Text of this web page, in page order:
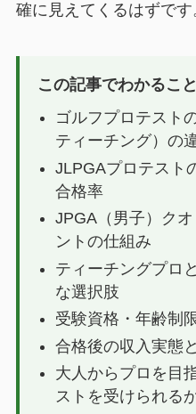
確に見えてくるはずです
この記事でわかること
ゴルフプロテスト
ティーチング）の
JLPGAプロテスト
合格率
JPGA（男子）ク
ントの仕組み
ティーチングプロ
な選択肢
受験資格・年齢制
合格後の収入実態
大人からプロを目
ストを受けられる